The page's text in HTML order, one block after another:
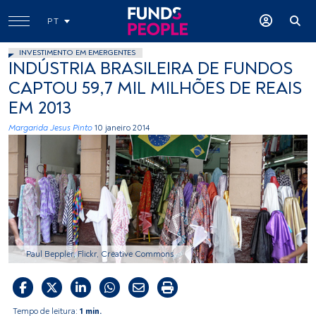
PT
INVESTIMENTO EM EMERGENTES
INDÚSTRIA BRASILEIRA DE FUNDOS
CAPTOU 59,7 MIL MILHÕES DE REAIS
EM 2013
Margarida Jesus Pinto 10 janeiro 2014
Paul Beppler, Flickr, Creative Commons
Tempo de leitura: 1 min.